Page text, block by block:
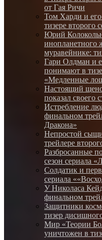
от Гая Ричи
Том Харди и его
тизере второго
Юрий
инопланетного
муравейнике:
Гари Олдман и
понимают в
«Медленные
Настоящий
показал своего
Истребление
финальном
Дракона»
Непростой
трейлере
Разбросанные
сезон сериала
Солдатик и
сериала
У Николаса
финальном
Защитники
тизер
Мир «Теории
уничтожен в